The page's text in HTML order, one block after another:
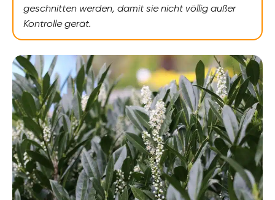
geschnitten werden, damit sie nicht völlig außer
Kontrolle gerät.